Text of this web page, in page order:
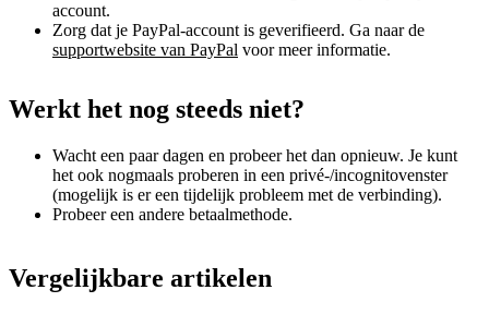
account.
Zorg dat je PayPal-account is geverifieerd. Ga naar de
supportwebsite van PayPal voor meer informatie.
Werkt het nog steeds niet?
Wacht een paar dagen en probeer het dan opnieuw. Je kunt
het ook nogmaals proberen in een privé-/incognitovenster
(mogelijk is er een tijdelijk probleem met de verbinding).
Probeer een andere betaalmethode.
Vergelijkbare artikelen